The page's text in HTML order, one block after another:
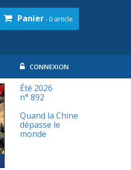
Panier- 0 article
CONNEXION
Été 2026
n° 892
Quand la Chine
dépasse le
monde